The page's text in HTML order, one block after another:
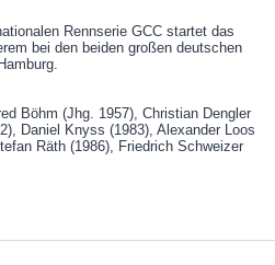
Rennserie GCC startet das
bei den beiden großen deutschen
Böhm (Jhg. 1957), Christian Dengler
Daniel Knyss (1983), Alexander Loos
Räth (1986), Friedrich Schweizer